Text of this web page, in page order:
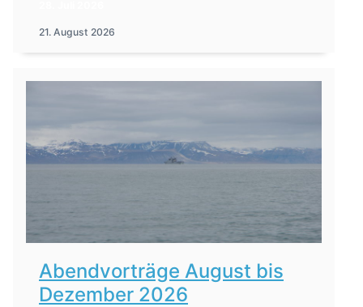
21. August 2026
Abendvorträge August bis
Dezember 2026